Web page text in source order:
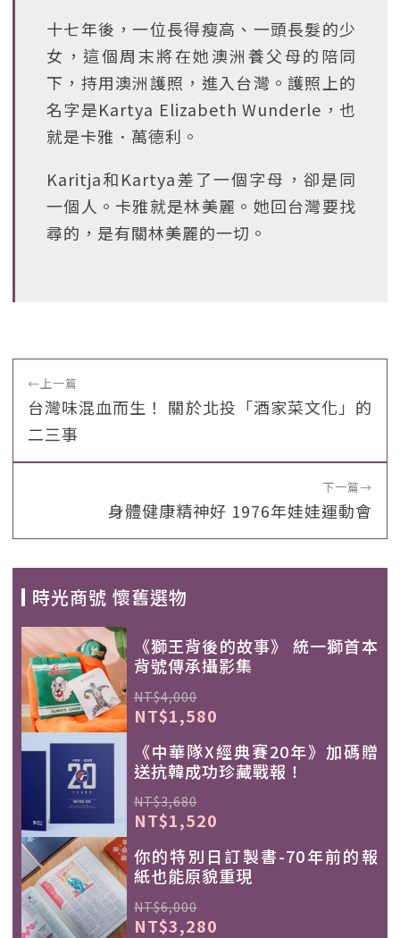
十七年後，一位長得瘦高、一頭長髮的少
女，這個周末將在她澳洲養父母的陪同
下，持用澳洲護照，進入台灣。護照上的
名字是Kartya Elizabeth Wunderle，也
就是卡雅．萬德利。
Karitja和Kartya差了一個字母，卻是同
一個人。卡雅就是林美麗。她回台灣要找
尋的，是有關林美麗的一切。
←上一篇
台灣味混血而生！ 關於北投「酒家菜文化」的
二三事
下一篇→
身體健康精神好 1976年娃娃運動會
時光商號 懷舊選物
《獅王背後的故事》 統一獅首本
背號傳承攝影集
NT$4,000
NT$1,580
《中華隊X經典賽20年》加碼贈
送抗韓成功珍藏戰報！
NT$3,680
NT$1,520
你的特別日訂製書-70年前的報
紙也能原貌重現
NT$6,000
NT$3,280